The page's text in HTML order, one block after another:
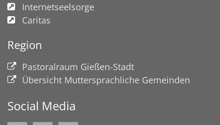
Internetseelsorge
Caritas
Region
Pastoralraum Gießen-Stadt
Übersicht Muttersprachliche Gemeinden
Social Media